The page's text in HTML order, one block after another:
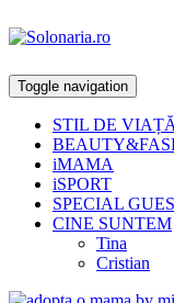
Toggle navigation
STIL DE VIAȚĂ
iMAMA
iSPORT
SPECIAL
CINE SUNTEM
Tina
Cristian